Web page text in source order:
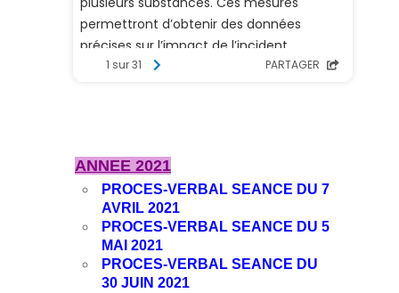
ANNEE 2021
PROCES-VERBAL SEANCE DU 7
AVRIL 2021
PROCES-VERBAL SEANCE DU 5
MAI 2021
PROCES-VERBAL SEANCE DU
30 JUIN 2021